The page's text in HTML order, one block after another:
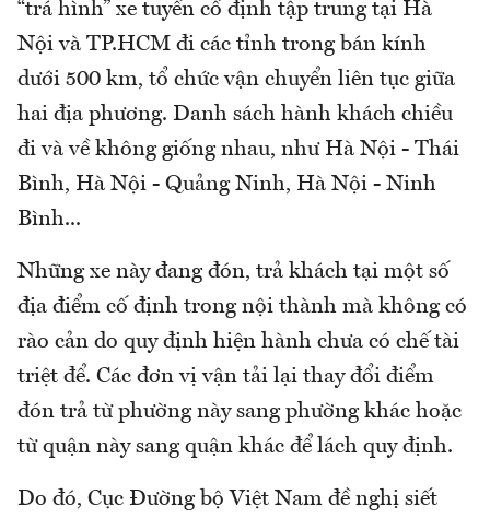
“trá hình” xe tuyến cố định tập trung tại Hà
Nội và TP.HCM đi các tỉnh trong bán kính
dưới 500 km, tổ chức vận chuyển liên tục giữa
hai địa phương. Danh sách hành khách chiều
đi và về không giống nhau, như Hà Nội - Thái
Bình, Hà Nội - Quảng Ninh, Hà Nội - Ninh
Bình...
Những xe này đang đón, trả khách tại một số
địa điểm cố định trong nội thành mà không có
rào cản do quy định hiện hành chưa có chế tài
triệt để. Các đơn vị vận tải lại thay đổi điểm
đón trả từ phường này sang phường khác hoặc
từ quận này sang quận khác để lách quy định.
Do đó, Cục Đường bộ Việt Nam đề nghị siết